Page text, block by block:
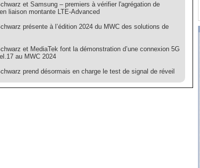
et Samsung – premiers à vérifier l'agrégation de
liaison montante LTE-Advanced
présente à l’édition 2024 du MWC des solutions de
et MediaTek font la démonstration d’une connexion 5G
au MWC 2024
prend désormais en charge le test de signal de réveil